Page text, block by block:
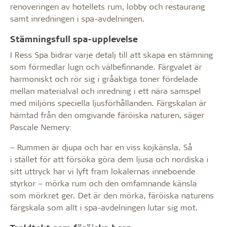
renoveringen av hotellets rum, lobby och restaurang
samt inredningen i spa-avdelningen.
Stämningsfull spa-upplevelse
I Ress Spa bidrar varje detalj till att skapa en stämning
som förmedlar lugn och välbefinnande. Färgvalet är
harmoniskt och rör sig i gråaktiga toner fördelade
mellan materialval och inredning i ett nära samspel
med miljöns speciella ljusförhållanden. Färgskalan är
hämtad från den omgivande färöiska naturen, säger
Pascale Nemery:
– Rummen är djupa och har en viss kojkänsla. Så
i stället för att försöka göra dem ljusa och nordiska i
sitt uttryck har vi lyft fram lokalernas inneboende
styrkor – mörka rum och den omfamnande känsla
som mörkret ger. Det är den mörka, färöiska naturens
färgskala som allt i spa-avdelningen lutar sig mot.